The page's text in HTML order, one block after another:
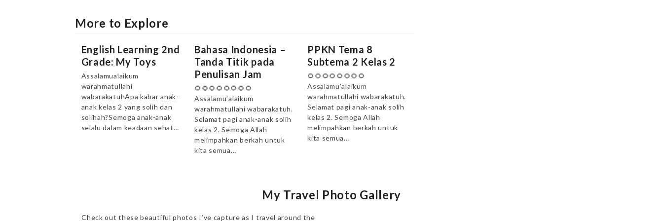
More to Explore
English Learning 2nd
Grade: My Toys
Assalamualaikum
warahmatullahi
wabarakatuhApa kabar anak-
anak kelas 2 yang solih dan
solihah?Semoga anak-anak
selalu dalam keadaan sehat…
Bahasa Indonesia –
Tanda Titik pada
Penulisan Jam
🌻🌻🌻🌻🌻🌻🌻🌻
Assalamu’alaikum
warahmatullahi wabarakatuh.
Selamat pagi anak-anak solih
kelas 2. Semoga Allah
melimpahkan berkah untuk
kita semua…
PPKN Tema 8
Subtema 2 Kelas 2
🌻🌻🌻🌻🌻🌻🌻🌻
Assalamu’alaikum
warahmatullahi wabarakatuh.
Selamat pagi anak-anak solih
kelas 2. Semoga Allah
melimpahkan berkah untuk
kita semua…
My Travel Photo Gallery
Check out these beautiful photos I’ve capture as I travel around the